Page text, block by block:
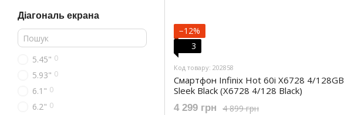
−12%
3
Код товару: 202858
Смартфон Infinix Hot 60i X6728 4/128GB
Sleek Black (X6728 4/128 Black)
4 899 грн
4 299 грн
Діагональ екрана
5.45" 0
5.93" 0
6.1" 0
6.2" 0